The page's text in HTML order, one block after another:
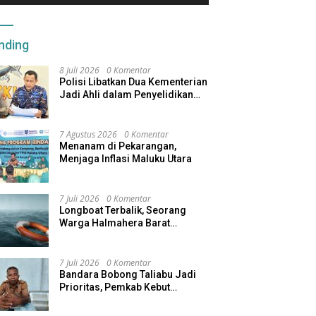
8 Juli 2026 0 Komentar
Polisi Libatkan Dua Kementerian
Jadi Ahli dalam Penyelidikan
7 Agustus 2026 0 Komentar
Menanam di Pekarangan,
Menjaga Inflasi Maluku Utara
7 Juli 2026 0 Komentar
Longboat Terbalik, Seorang
Warga Halmahera Barat
7 Juli 2026 0 Komentar
Bandara Bobong Taliabu Jadi
Prioritas, Pemkab Kebut